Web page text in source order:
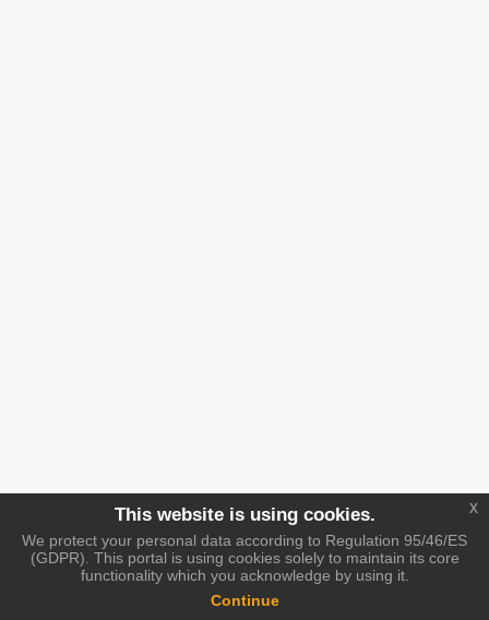
This website is using cookies.
We protect your personal data according to Regulation 95/46/ES
(GDPR). This portal is using cookies solely to maintain its core
functionality which you acknowledge by using it.
Continue
x